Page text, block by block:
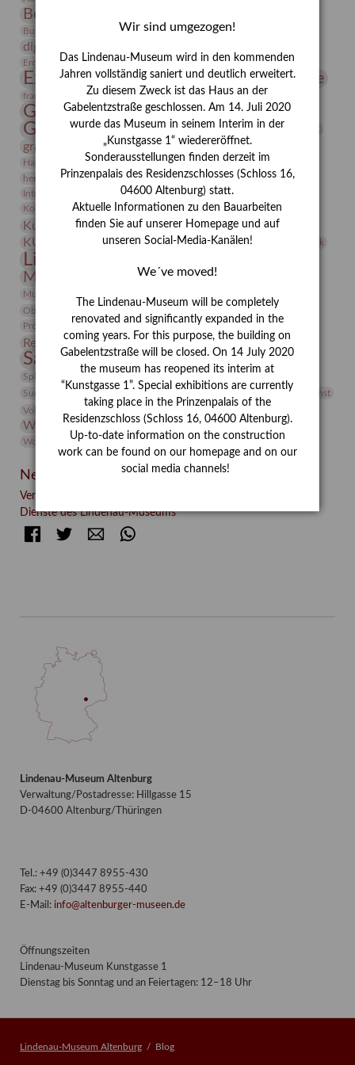
Bernhard August von Lindenau
Burg Posterstein Conrad Felixmüller Depot
digitallabor
Erdmann Julius Dietrich
Erlebnisportal estrusker Exlibris
Expressionismus Festrede Florenz Fotografie
frauen Frauen in der Antike und heute
Gerhard-Altenbourg-Preis
Gerhard Altenbourg
Gerhard Kurt Müller
grafische sammlung griechische Mythologie
Hanns-Conon von der Gabelentz Heinrich Kirchhoff Heldinnen
herman de vries Humboldt
Insekten
Integriertes Schädlingsmanagement
Italien Jahresempfang
Kolosseum
Kooperationsausstellung Korkmodelle Kunst
Kunstmuseum Kunstvermittlung Kunst von Kühl
KUNSTWAND Kurs Künstler Künstlerin Lehmbruck
Lindenau-Museum
Museumsgeschichte Museumsnacht
Museumspädagogik Natur
Objekt im Fokus
Phelloplastik
Pohlhof
Provenienz
Provenienzforschung
Restaurierung Rudi Lesser Ruth Wolf-Rehfeld
Sammlung Samstagszeichner Skulptur
Sonderausstellung
Sphinx
studio Studio Bildende Kunst
Suermondt-Ludwig-Museum
Vermittlung
Videokunst
Volontariat
Walter Rheiner Werefkin
Werkbetrachtung Winter Wissenschaft
Wolf and Dog
Wolf und Hund
Zirkuswoche
Neueste Beiträge
Verschenkt, verkauft, vergessen? – Kunstdetektivinnen im
Dienste des Lindenau-Museums
FacebookTwitter E-mail
Lindenau-Museum Altenburg
Verwaltung/Postadresse: Hillgasse 15
D-04600 Altenburg/Thüringen
Tel.: +49 (0)3447 8955-430
Fax: +49 (0)3447 8955-440
E-Mail: info@altenburger-museen.de
Öffnungszeiten
Lindenau-Museum Kunstgasse 1
Dienstag bis Sonntag und an Feiertagen: 12–18 Uhr
Lindenau-Museum Altenburg Blog
Wir sind umgezogen!
Das Lindenau-Museum wird in den kommenden
Jahren vollständig saniert und deutlich erweitert.
Zu diesem Zweck ist das Haus an der
Gabelentzstraße geschlossen. Am 14. Juli 2020
wurde das Museum in seinem Interim in der
„Kunstgasse 1“ wiedereröffnet.
Sonderausstellungen finden derzeit im
Prinzenpalais des Residenzschlosses (Schloss 16,
04600 Altenburg) statt.
Aktuelle Informationen zu den Bauarbeiten
finden Sie auf unserer Homepage und auf
unseren Social-Media-Kanälen!
We´ve moved!
The Lindenau-Museum will be completely
renovated and significantly expanded in the
coming years. For this purpose, the building on
Gabelentzstraße will be closed. On 14 July 2020
the museum has reopened its interim at
“Kunstgasse 1”. Special exhibitions are currently
taking place in the Prinzenpalais of the
Residenzschloss (Schloss 16, 04600 Altenburg).
Up-to-date information on the construction
work can be found on our homepage and on our
social media channels!